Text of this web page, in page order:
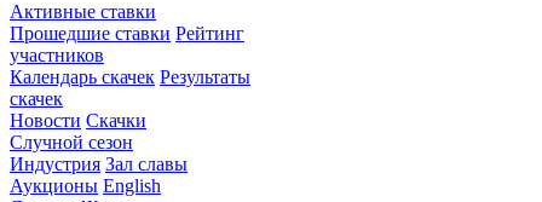
Активные ставки
Прошедшие ставки Рейтинг
участников
Календарь скачек Результаты
скачек
Новости Скачки
Случной сезон
Индустрия Зал славы
Аукционы English